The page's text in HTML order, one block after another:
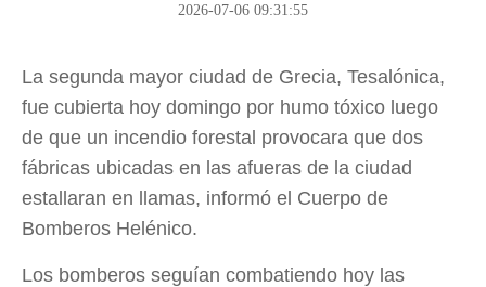
2026-07-06 09:31:55
La segunda mayor ciudad de Grecia, Tesalónica,
fue cubierta hoy domingo por humo tóxico luego
de que un incendio forestal provocara que dos
fábricas ubicadas en las afueras de la ciudad
estallaran en llamas, informó el Cuerpo de
Bomberos Helénico.
Los bomberos seguían combatiendo hoy las